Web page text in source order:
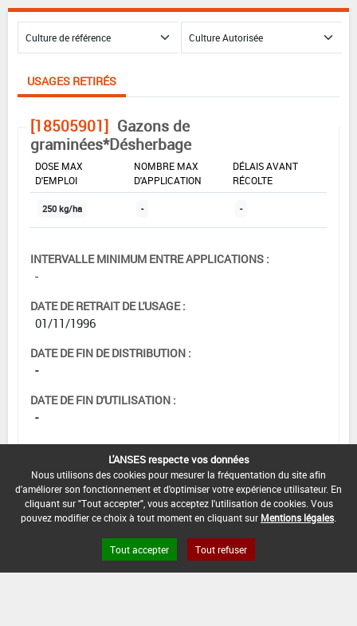
USAGES RETIRÉS
[18505901] Gazons de
graminées*Désherbage
DOSE MAX
D'EMPLOI
NOMBRE MAX
D'APPLICATION
DÉLAIS AVANT
RÉCOLTE
250 kg/ha - -
INTERVALLE MINIMUM ENTRE APPLICATIONS :
-
DATE DE RETRAIT DE L'USAGE :
01/11/1996
DATE DE FIN DE DISTRIBUTION :
-
DATE DE FIN D'UTILISATION :
-
L'ANSES respecte vos données
Nous utilisons des cookies pour mesurer la fréquentation du site afin
d'améliorer son fonctionnement et d'optimiser votre expérience utilisateur. En
cliquant sur "Tout accepter", vous acceptez l'utilisation de cookies. Vous
pouvez modifier ce choix à tout moment en cliquant sur Mentions légales
Tout accepter Tout refuser